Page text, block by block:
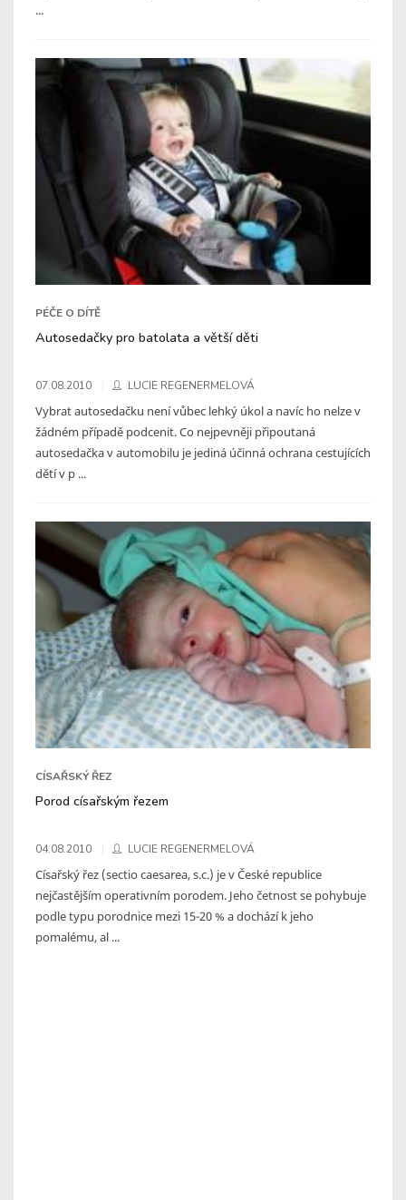
...
PÉČE O DÍTĚ
Autosedačky pro batolata a větší děti
07.08.2010 LUCIE REGENERMELOVÁ
Vybrat autosedačku není vůbec lehký úkol a navíc ho nelze v
žádném případě podcenit. Co nejpevněji připoutaná
autosedačka v automobilu je jediná účinná ochrana cestujících
dětí v p ...
CÍSAŘSKÝ ŘEZ
Porod císařským řezem
04.08.2010 LUCIE REGENERMELOVÁ
Císařský řez (sectio caesarea, s.c.) je v České republice
nejčastějším operativním porodem. Jeho četnost se pohybuje
podle typu porodnice mezi 15-20 % a dochází k jeho
pomalému, al ...